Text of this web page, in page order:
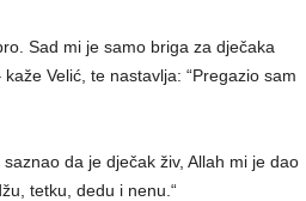
Sad mi je samo briga za dječaka
Velić, te nastavlja: “Pregazio sam
da je dječak živ, Allah mi je dao
tetku, dedu i nenu.“